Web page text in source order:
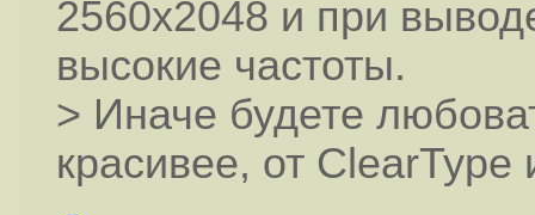
2560x2048 и при
высокие частоты.
> Иначе будете
красивее, от